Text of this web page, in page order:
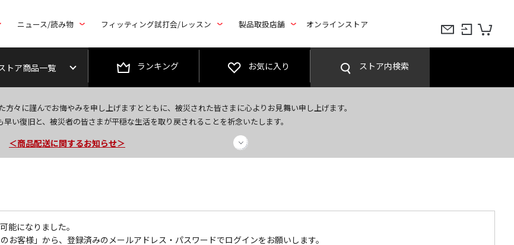
ニュース/読み物 フィッティング試打会/レッスン 製品取扱店舗 オンラインストア
トア商品一覧 ランキング お気に入り ストア内検索
々に謹んでお悔やみを申し上げますとともに、被災された皆さまに心よりお見舞い申し上げます。
い復旧と、被災者の皆さまが平穏な生活を取り戻されることを祈念いたします。
＜夏季休暇中のご注文・発送・お問い合わせ＞
今なら新規会員登録で1,000円OFFクーポンプレゼント！
＜商品配送に関するお知らせ＞
能になりました。
客様」から、登録済みのメールアドレス・パスワードでログインをお願いします。